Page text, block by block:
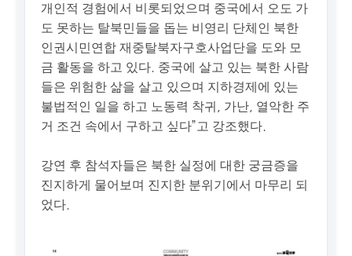
개인적 경험에서 비롯되었으며 중국에서 오도 가
도 못하는 탈북민들을 돕는 비영리 단체인 북한
인권시민연합 재중탈북자구호사업단을 도와 모
금 활동을 하고 있다. 중국에 살고 있는 북한 사람
들은 위험한 삶을 살고 있으며 지하경제에 있는
불법적인 일을 하고 노동력 착귀, 가난, 열악한 주
거 조건 속에서 구하고 싶다”고 강조했다.
강연 후 참석자들은 북한 실정에 대한 궁금증을
진지하게 물어보며 진지한 분위기에서 마무리 되
었다.